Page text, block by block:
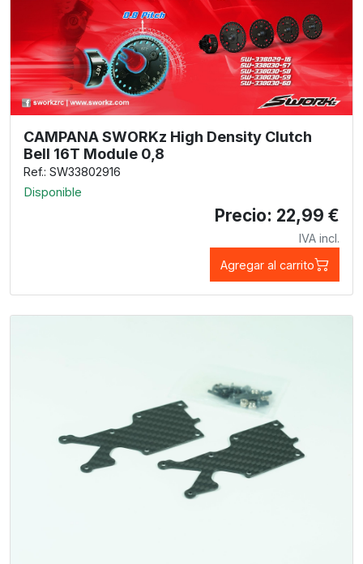
CAMPANA SWORKz High Density Clutch
Bell 16T Module 0,8
Ref.: SW33802916
Disponible
Precio: 22,99 €
IVA incl.
Agregar al carrito